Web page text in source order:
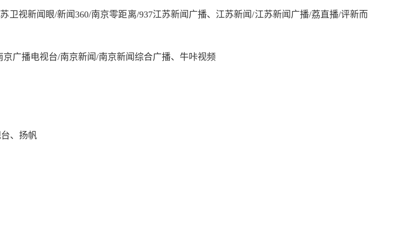
卫视新闻眼/新闻360/南京零距离/937江苏新闻广播、江苏新闻/江苏新闻广播/荔直播/评新而
广播电视台/南京新闻/南京新闻综合广播、牛咔视频
、扬帆